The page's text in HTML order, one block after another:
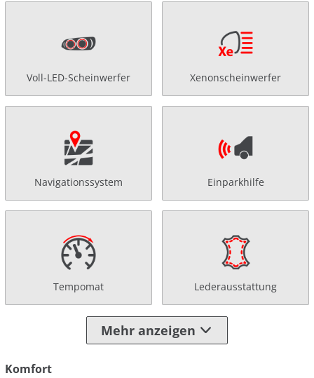
Voll-LED-Scheinwerfer Xenonscheinwerfer
Navigationssystem Einparkhilfe
Tempomat Lederausstattung
Mehr anzeigen
Komfort